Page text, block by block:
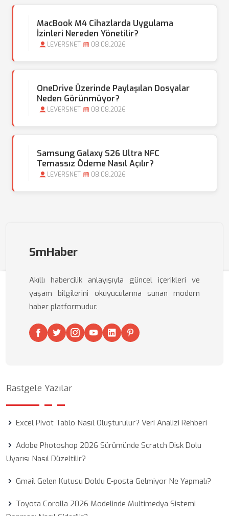
MacBook M4 Cihazlarda Uygulama
İzinleri Nereden Yönetilir?
LEVERSNET 08.08.2026
OneDrive Üzerinde Paylaşılan Dosyalar
Neden Görünmüyor?
LEVERSNET 08.08.2026
Samsung Galaxy S26 Ultra NFC
Temassız Ödeme Nasıl Açılır?
LEVERSNET 08.08.2026
SmHaber
Akıllı habercilik anlayışıyla güncel içerikleri ve
yaşam bilgilerini okuyucularına sunan modern
haber platformudur.
Rastgele Yazılar
Excel Pivot Tablo Nasıl Oluşturulur? Veri Analizi Rehberi
Adobe Photoshop 2026 Sürümünde Scratch Disk Dolu
Uyarısı Nasıl Düzeltilir?
Gmail Gelen Kutusu Doldu E-posta Gelmiyor Ne Yapmalı?
Toyota Corolla 2026 Modelinde Multimedya Sistemi